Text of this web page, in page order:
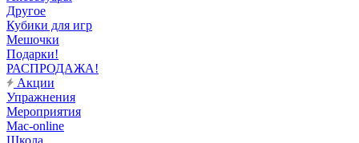
Другое
Кубики для игр
Мешочки
Подарки!
РАСПРОДАЖА!
Акции
Упражнения
Мероприятия
Mac-online
Школа